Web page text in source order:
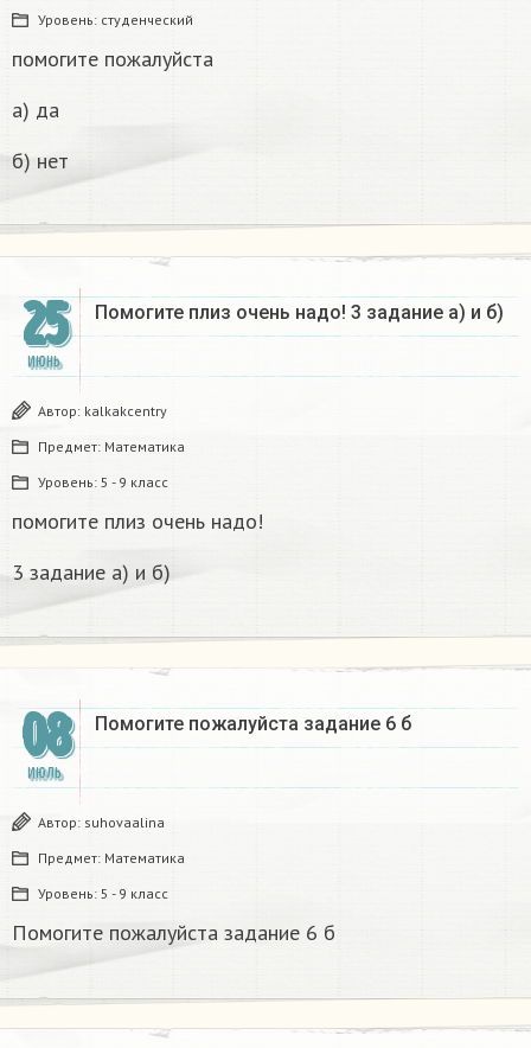
Уровень: студенческий
помогите пожалуйста
а) да
б) нет
25
ИЮНЬ
Помогите плиз очень надо! 3 задание а) и б)
Автор: kalkakcentry
Предмет: Математика
Уровень: 5 - 9 класс
помогите плиз очень надо!
3 задание а) и б)
08
ИЮЛЬ
Помогите пожалуйста задание 6 б
Автор: suhovaalina
Предмет: Математика
Уровень: 5 - 9 класс
Помогите пожалуйста задание 6 б